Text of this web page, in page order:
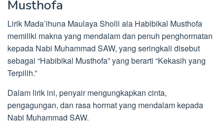
Musthofa
Lirik Mada’ihuna Maulaya Sholli ala Habibikal Musthofa
memiliki makna yang mendalam dan penuh penghormatan
kepada Nabi Muhammad SAW, yang seringkali disebut
sebagai “Habibikal Musthofa” yang berarti “Kekasih yang
Terpilih.”
Dalam lirik ini, penyair mengungkapkan cinta,
pengagungan, dan rasa hormat yang mendalam kepada
Nabi Muhammad SAW.